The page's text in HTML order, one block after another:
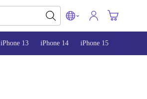
iPhone 13 iPhone 14 iPhone 15